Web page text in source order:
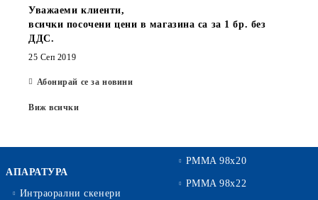
Уважаеми клиенти,
всички посочени цени в магазина са за 1 бр. без
ДДС.
25 Сеп 2019
Абонирай се за новини
Виж всички
АПАРАТУРА
Интраорални скенери
PMMA 98x20
PMMA 98x22